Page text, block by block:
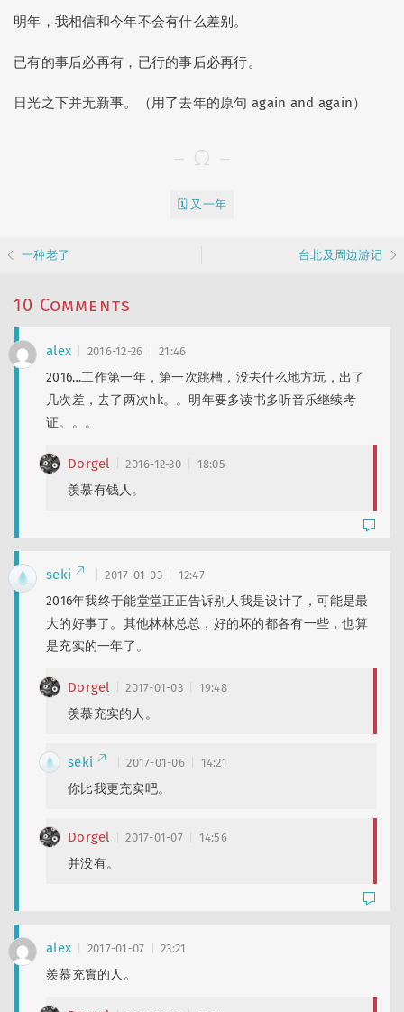
明年，我相信和今年不会有什么差别。
已有的事后必再有，已行的事后必再行。
日光之下并无新事。（用了去年的原句 again and again）
🗓️ 又一年
一种老了 台北及周边游记
10 Comments
alex 2016-12-26 21:46
2016…工作第一年，第一次跳槽，没去什么地方玩，出了
几次差，去了两次hk。。明年要多读书多听音乐继续考
证。。。
Dorgel 2016-12-30 18:05
羡慕有钱人。
seki 2017-01-03 12:47
2016年我终于能堂堂正正告诉别人我是设计了，可能是最
大的好事了。其他林林总总，好的坏的都各有一些，也算
是充实的一年了。
Dorgel 2017-01-03 19:48
羡慕充实的人。
seki 2017-01-06 14:21
你比我更充实吧。
Dorgel 2017-01-07 14:56
并没有。
alex 2017-01-07 23:21
羨慕充實的人。